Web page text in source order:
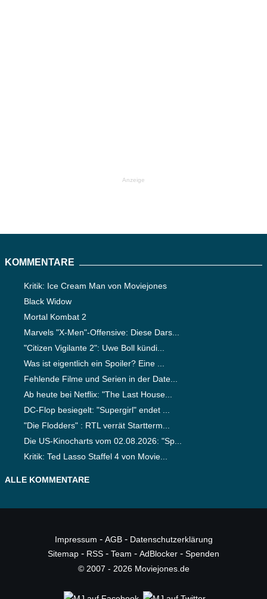
Anzeige
KOMMENTARE
Kritik: Ice Cream Man von Moviejones
Black Widow
Mortal Kombat 2
Marvels "X-Men"-Offensive: Diese Dars...
"Citizen Vigilante 2": Uwe Boll kündi...
Was ist eigentlich ein Spoiler? Eine ...
Fehlende Filme und Serien in der Date...
Ab heute bei Netflix: "The Last House...
DC-Flop besiegelt: "Supergirl" endet ...
"Die Flodders" : RTL verrät Startterm...
Die US-Kinocharts vom 02.08.2026: "Sp...
Kritik: Ted Lasso Staffel 4 von Movie...
ALLE KOMMENTARE
Impressum - AGB- Datenschutzerklärung
Sitemap - RSS - Team - AdBlocker - Spenden
© 2007 - 2026 Moviejones.de